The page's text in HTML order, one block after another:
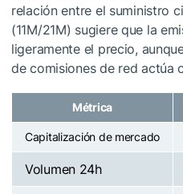
relación entre el suministro
(11M/21M) sugiere que la
ligeramente el precio,
de comisiones de red actúa
Métrica
Capitalización de mercado
Volumen 24h